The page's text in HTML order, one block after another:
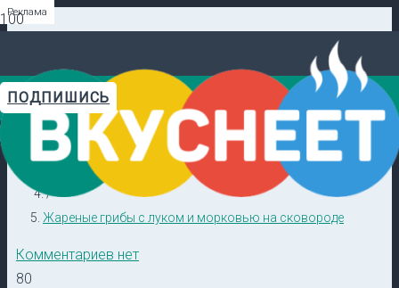
ПОДПИШИСЬ
Видеорецепты в ТГ →
Главная
/
Кулинарные секреты
/
Жареные грибы с луком и морковью на сковороде
Комментариев нет
80
Реклама
Реклама
Реклама
Реклама
Реклама
Реклама